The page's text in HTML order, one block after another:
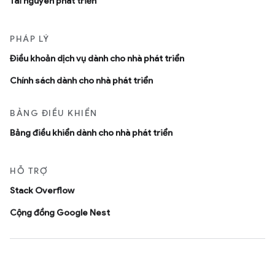
PHÁP LÝ
Ðiều khoản dịch vụ dành cho nhà phát triển
Chính sách dành cho nhà phát triển
BẢNG ĐIỀU KHIỂN
Bảng điều khiển dành cho nhà phát triển
HỖ TRỢ
Stack Overflow
Cộng đồng Google Nest